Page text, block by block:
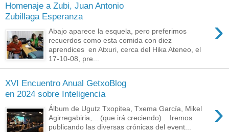
Homenaje a Zubi, Juan Antonio
Zubillaga Esperanza
›
Abajo aparece la esquela, pero preferimos
recuerdos como esta comida con diez
aprendices en Atxuri, cerca del Hika Ateneo, el
17-10-08, pre...
XVI Encuentro Anual GetxoBlog
en 2024 sobre Inteligencia
›
Álbum de Ugutz Txopitea, Txema García, Mikel
Agirregabiria,... (que irá creciendo) . Iremos
publicando las diversas crónicas del event...